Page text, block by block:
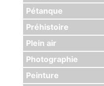
Pétanque
Préhistoire
Plein air
Photographie
Peinture